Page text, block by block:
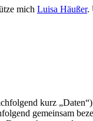
mich Luisa Häußer.
kurz
gemeinsam